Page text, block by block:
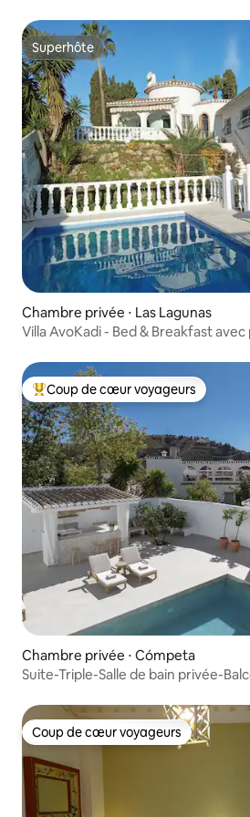
Superhôte
Superhôte
Chambre privée ⋅ Las Lagunas
Villa AvoKadi - Bed & Breakfast
Coups de cœur voyageurs les plus
Coup de cœur voyageurs
Chambre privée ⋅ Cómpeta
Suite-Triple-Salle de bain privée-
Coup de cœur voyageurs
Coup de cœur voyageurs